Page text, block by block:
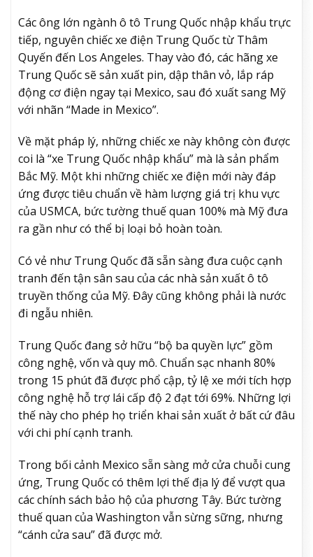
Các ông lớn ngành ô tô Trung Quốc nhập khẩu trực
tiếp, nguyên chiếc xe điện Trung Quốc từ Thâm
Quyến đến Los Angeles. Thay vào đó, các hãng xe
Trung Quốc sẽ sản xuất pin, dập thân vỏ, lắp ráp
động cơ điện ngay tại Mexico, sau đó xuất sang Mỹ
với nhãn “Made in Mexico”.
Về mặt pháp lý, những chiếc xe này không còn được
coi là “xe Trung Quốc nhập khẩu” mà là sản phẩm
Bắc Mỹ. Một khi những chiếc xe điện mới này đáp
ứng được tiêu chuẩn về hàm lượng giá trị khu vực
của USMCA, bức tường thuế quan 100% mà Mỹ đưa
ra gần như có thể bị loại bỏ hoàn toàn.
Có vẻ như Trung Quốc đã sẵn sàng đưa cuộc cạnh
tranh đến tận sân sau của các nhà sản xuất ô tô
truyền thống của Mỹ. Đây cũng không phải là nước
đi ngẫu nhiên.
Trung Quốc đang sở hữu “bộ ba quyền lực” gồm
công nghệ, vốn và quy mô. Chuẩn sạc nhanh 80%
trong 15 phút đã được phổ cập, tỷ lệ xe mới tích hợp
công nghệ hỗ trợ lái cấp độ 2 đạt tới 69%. Những lợi
thế này cho phép họ triển khai sản xuất ở bất cứ đâu
với chi phí cạnh tranh.
Trong bối cảnh Mexico sẵn sàng mở cửa chuỗi cung
ứng, Trung Quốc có thêm lợi thế địa lý để vượt qua
các chính sách bảo hộ của phương Tây. Bức tường
thuế quan của Washington vẫn sừng sững, nhưng
“cánh cửa sau” đã được mở.